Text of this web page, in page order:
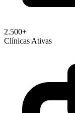
2.500+
Clínicas Ativas